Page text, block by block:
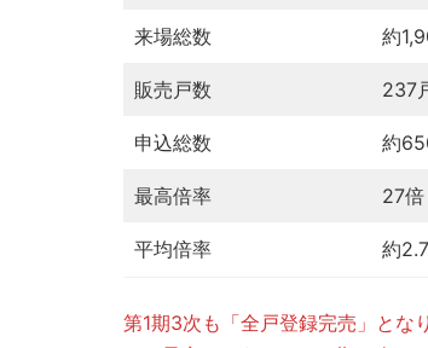
来場総数 約
販売戸数 237
申込総数 約
最高倍率 27倍
平均倍率 約
第1期3次も「全戸登録完売」とな